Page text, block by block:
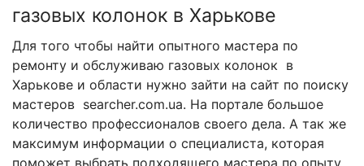
газовых колонок в Харькове
Для того чтобы найти опытного мастера по
ремонту и обслуживаю газовых колонок в
Харькове и области нужно зайти на сайт по поиску
мастеров searcher.com.ua. На портале большое
количество профессионалов своего дела. А так же
максимум информации о специалиста, которая
поможет выбрать подходящего мастера по опыту